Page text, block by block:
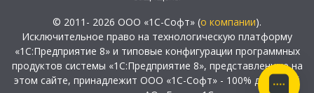
© 2011- 2026 ООО «1С-Софт» (о компании).
Исключительное право на технологическую платформу
«1С:Предприятие 8» и типовые конфигурации программных
продуктов системы «1С:Предприятие 8», представленные на
этом сайте, принадлежит ООО «1С-Софт» - 100% дочерней